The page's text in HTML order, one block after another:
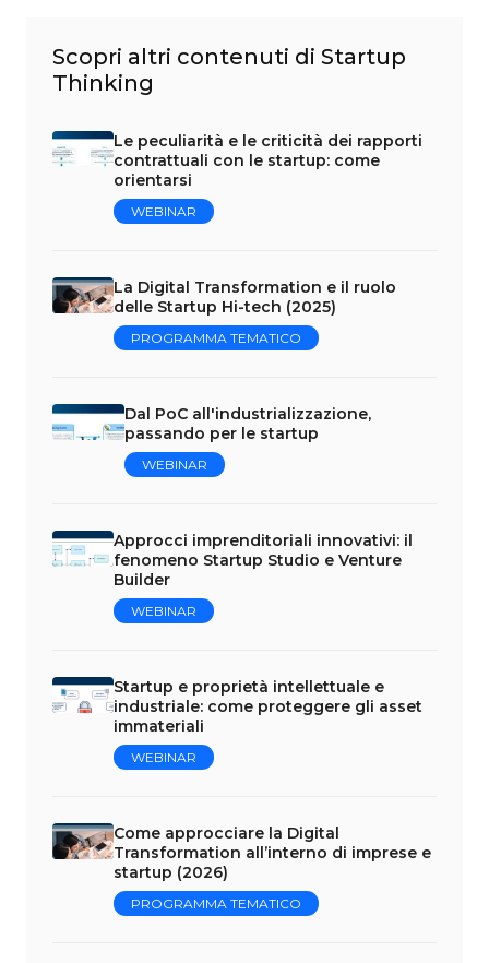
Scopri altri contenuti di Startup
Thinking
Le peculiarità e le criticità dei rapporti
contrattuali con le startup: come
orientarsi
WEBINAR
La Digital Transformation e il ruolo
delle Startup Hi-tech (2025)
PROGRAMMA TEMATICO
Dal PoC all'industrializzazione,
passando per le startup
WEBINAR
Approcci imprenditoriali innovativi: il
fenomeno Startup Studio e Venture
Builder
WEBINAR
Startup e proprietà intellettuale e
industriale: come proteggere gli asset
immateriali
WEBINAR
Come approcciare la Digital
Transformation all’interno di imprese e
startup (2026)
PROGRAMMA TEMATICO